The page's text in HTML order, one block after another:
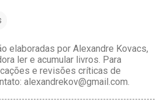
elaboradas por Alexandre Kovacs,
ler e acumular livros. Para
e revisões críticas de
alexandrekov@gmail.com.